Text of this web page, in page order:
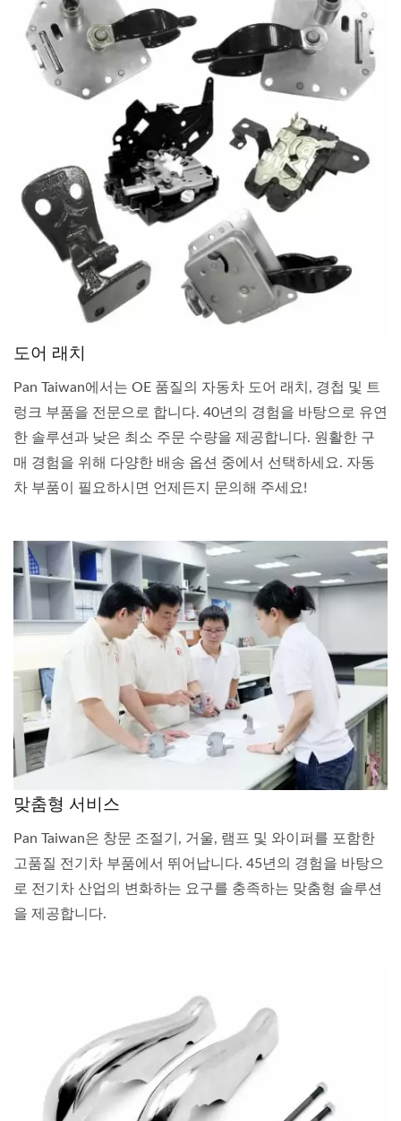
도어 래치
Pan Taiwan에서는 OE 품질의 자동차 도어 래치, 경첩 및 트
렁크 부품을 전문으로 합니다. 40년의 경험을 바탕으로 유연
한 솔루션과 낮은 최소 주문 수량을 제공합니다. 원활한 구
매 경험을 위해 다양한 배송 옵션 중에서 선택하세요. 자동
차 부품이 필요하시면 언제든지 문의해 주세요!
맞춤형 서비스
Pan Taiwan은 창문 조절기, 거울, 램프 및 와이퍼를 포함한
고품질 전기차 부품에서 뛰어납니다. 45년의 경험을 바탕으
로 전기차 산업의 변화하는 요구를 충족하는 맞춤형 솔루션
을 제공합니다.